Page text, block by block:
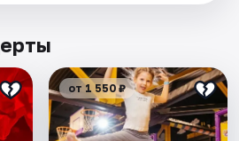
от 1 550 ₽